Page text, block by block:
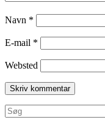
Navn *
E-mail *
Websted